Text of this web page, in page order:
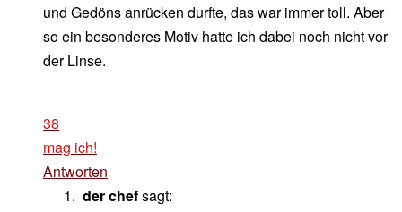
und Gedöns anrücken durfte, das war immer toll. Aber
so ein besonderes Motiv hatte ich dabei noch nicht vor
der Linse.
38
mag ich!
Antworten
der chefsagt: